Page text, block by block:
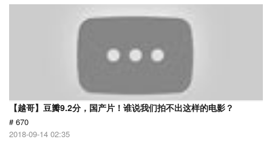
【越哥】豆瓣9.2分，国产片！谁说我们拍不出这样的电影？
# 670
2018-09-14 02:35